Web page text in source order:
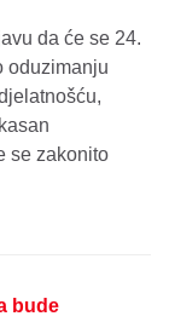
da će se 24.
oduzimanju
se zakonito
bude